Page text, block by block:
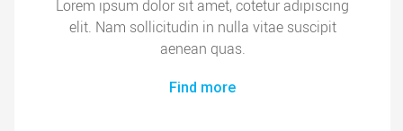
Lorem ipsum dolor sit amet, cotetur adipiscing
elit. Nam sollicitudin in nulla vitae suscipit
aenean quas.
Find more